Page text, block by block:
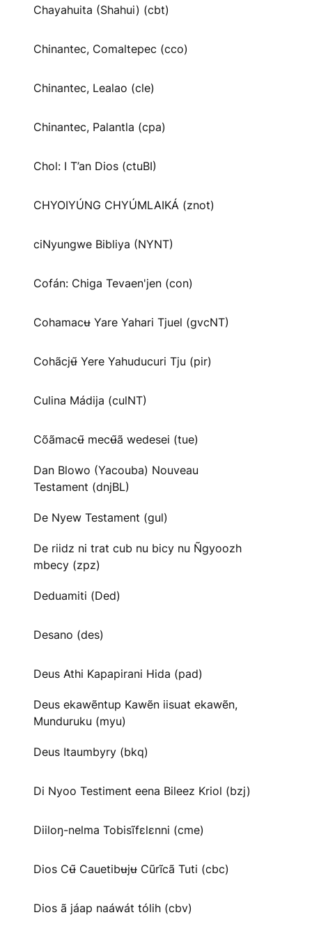
Chayahuita (Shahui) (cbt)
Chinantec, Comaltepec (cco)
Chinantec, Lealao (cle)
Chinantec, Palantla (cpa)
Chol: I T’an Dios (ctuBI)
CHYOIYÚNG CHYÚMLAIKÁ (znot)
ciNyungwe Bibliya (NYNT)
Cofán: Chiga Tevaen'jen (con)
Cohamacʉ Yare Yahari Tjuel (gvcNT)
Cohãcjʉ̃ Yere Yahuducuri Tju (pir)
Culina Mádija (culNT)
Cõãmacʉ̃ mecʉ̃ã wedesei (tue)
Dan Blowo (Yacouba) Nouveau
Testament (dnjBL)
De Nyew Testament (gul)
De riidz ni trat cub nu bicy nu Ñgyoozh
mbecy (zpz)
Deduamiti (Ded)
Desano (des)
Deus Athi Kapapirani Hida (pad)
Deus ekawẽntup Kawẽn iisuat ekawẽn,
Munduruku (myu)
Deus Itaumbyry (bkq)
Di Nyoo Testiment eena Bileez Kriol (bzj)
Diiloŋ-nelma Tobisĩfɛlɛnni (cme)
Dios Cʉ̃ Cauetibʉjʉ Cũrĩcã Tuti (cbc)
Dios ã jáap naáwát tólih (cbv)